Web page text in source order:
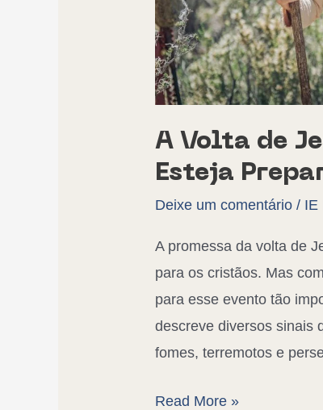
A Volta de
Esteja
Deixe um comentário / IE
A promessa da volta de
para os cristãos. Mas
para esse evento tão
descreve diversos sinais
fomes, terremotos e
Esteja
Preparado
Read More »